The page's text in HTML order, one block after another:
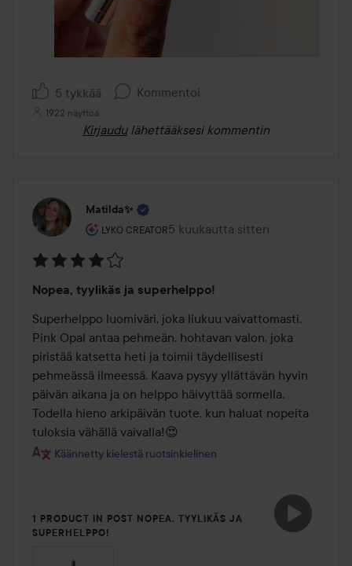
5 tykkää Kommentoi
1922 näyttöä
Kirjaudu lähettääksesi kommentin
Matilda✨
LYKO CREATOR
Käyttäjän rooli: Lyko Creator.
5 kuukautta sitten
Viesti luotiin 5 kuukautta sitten
4
/
5
Nopea, tyylikäs ja superhelppo!
Superhelppo luomiväri, joka liukuu vaivattomasti.
Pink Opal antaa pehmeän, hohtavan valon, joka
piristää katsetta heti ja toimii täydellisesti
pehmeässä ilmeessä. Kaava pysyy yllättävän hyvin
päivän aikana ja on helppo häivyttää sormella.
Todella hieno arkipäivän tuote, kun haluat nopeita
tuloksia vähällä vaivalla!😍
Käännetty kielestä ruotsinkielinen
1 PRODUCT IN POST NOPEA, TYYLIKÄS JA
SUPERHELPPO!